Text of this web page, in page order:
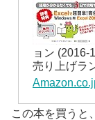
ョン (2016-
売り上げラ
この本を買うと